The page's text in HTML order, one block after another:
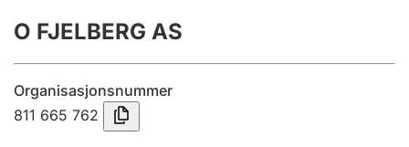
Årsregnskap
Innsending og forsinkelsesgebyr
Tinglysing
O FJELBERG AS
Organisasjonsnummer
811 665 762